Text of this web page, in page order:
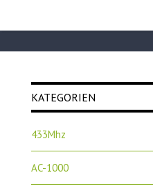
KATEGORIEN
433Mhz
AC-1000